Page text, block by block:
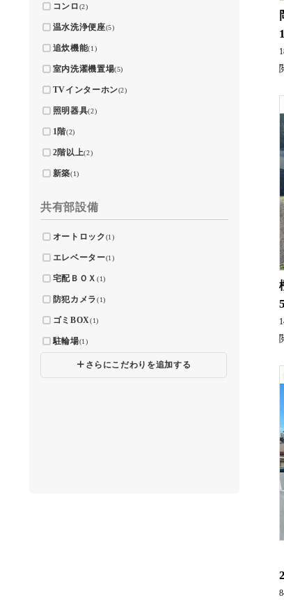
コンロ(2)
温水洗浄便座(5)
追炊機能(1)
室内洗濯機置場(5)
TVインターホン(2)
照明器具(2)
1階(2)
2階以上(2)
新築(1)
共有部設備
オートロック(1)
エレベーター(1)
宅配ＢＯＸ (1)
防犯カメラ(1)
ゴミBOX(1)
駐輪場(1)
🞣 さらにこだわりを追加する